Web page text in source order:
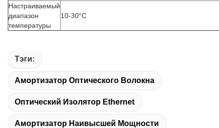
Настраиваемый
диапазон
температуры
10-30°C
Тэги:
Амортизатор Оптического Волокна
Оптический Изолятор Ethernet
Амортизатор Наивысшей Мощности